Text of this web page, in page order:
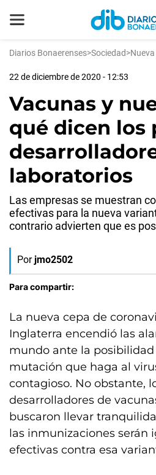
Diarios Bonaerenses>Sociedad>
22 de diciembre de 2020 - 12:53
Vacunas y
qué dicen los
laboratorios
Las empresas se muestran
efectivas para la nueva
contrario advierten que es
Por jmo2502
Para compartir:
La nueva cepa de
Inglaterra encendió las
mundo ante la posibilidad
mutación que haga al
contagioso. No obstante,
desarrolladores de
buscaron llevar
las inmunizaciones serán
efectivas contra esa